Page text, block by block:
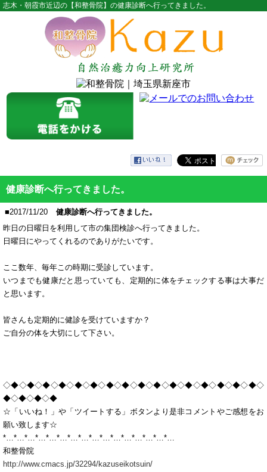
志木・朝霞市近辺の【和整骨院】の健康診断へ行ってきました。
健康診断へ行ってきました。
■2017/11/20
健康診断へ行ってきました。
昨日の日曜日を利用して市の集団検診へ行ってきました。
日曜日にやってくれるのでありがたいです。
ここ数年、毎年この時期に受診しています。
いつまでも健康だと思っていても、定期的に体をチェックする事は大事だ
と思います。
皆さんも定期的に健診を受けていますか？
ご自分の体を大切にして下さい。
◇◆◇◆◇◆◇◆◇◆◇◆◇◆◇◆◇◆◇◆◇◆◇◆◇◆◇◆◇◆◇◆◇
◆◇◆◇◆◇◆
☆「いいね！」や「ツイートする」ボタンより是非コメントやご感想をお
願い致します☆
*…*…*…*…*…*…*…*…*…*…*…*…*…*…*…*…
和整骨院
http://www.cmacs.jp/32294/kazuseikotsuin/